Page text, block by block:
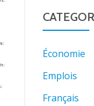
Économie
Emplois
Français